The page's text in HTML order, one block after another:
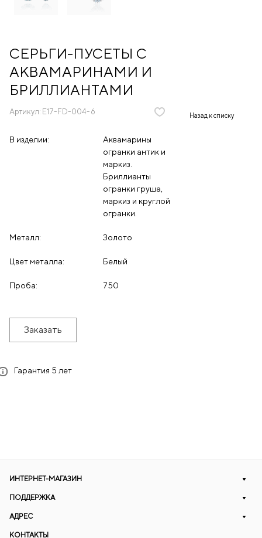
СЕРЬГИ-ПУСЕТЫ С
АКВАМАРИНАМИ И
БРИЛЛИАНТАМИ
Артикул: E17-FD-004-6
В изделии:
Аквамарины
огранки антик и
маркиз.
Бриллианты
огранки груша,
маркиз и круглой
огранки.
Металл: Золото
Цвет металла: Белый
Проба: 750
Заказать
Гарантия 5 лет
Назад к списку
ИНТЕРНЕТ-МАГАЗИН
ПОДДЕРЖКА
АДРЕС
КОНТАКТЫ